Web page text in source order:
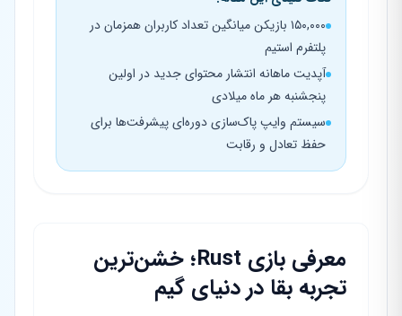
۱۵۰,۰۰۰ بازیکن میانگین تعداد کاربران همزمان در
پلتفرم استیم
آپدیت ماهانه انتشار محتوای جدید در اولین
پنجشنبه هر ماه میلادی
سیستم وایپ پاک‌سازی دوره‌ای پیشرفت‌ها برای
حفظ تعادل و رقابت
معرفی بازی Rust؛ خشن‌ترین
تجربه بقا در دنیای گیم